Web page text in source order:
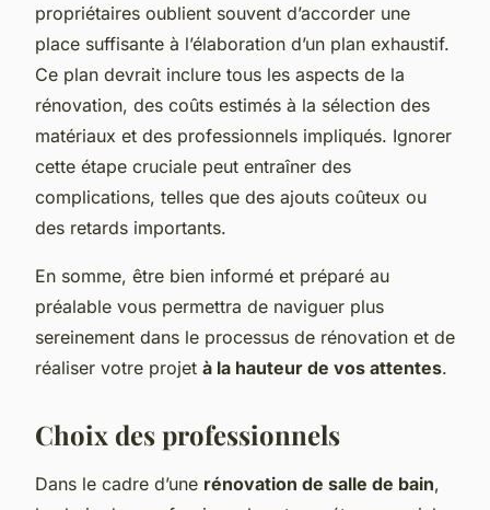
propriétaires oublient souvent d’accorder une
place suffisante à l’élaboration d’un plan exhaustif.
Ce plan devrait inclure tous les aspects de la
rénovation, des coûts estimés à la sélection des
matériaux et des professionnels impliqués. Ignorer
cette étape cruciale peut entraîner des
complications, telles que des ajouts coûteux ou
des retards importants.
En somme, être bien informé et préparé au
préalable vous permettra de naviguer plus
sereinement dans le processus de rénovation et de
réaliser votre projet à la hauteur de vos attentes.
Choix des professionnels
Dans le cadre d’une rénovation de salle de bain,